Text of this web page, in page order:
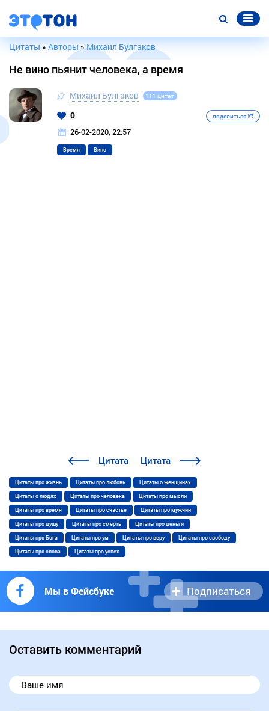
Цитаты » Авторы »Михаил Булгаков
Не вино пьянит человека, а время
Михаил Булгаков 111 цитат
0 поделиться
26-02-2020, 22:57
Время Вино
Цитата Цитата
Цитаты про жизнь Цитаты про любовь Цитаты о женщинах
Цитаты о людях Цитаты про человека Цитаты про мысли
Цитаты про время Цитаты про счастье Цитаты про мужчин
Цитаты про душу Цитаты про смерть Цитаты про деньги
Цитаты про Бога Цитаты про ум Цитаты про веру Цитаты про свободу
Цитаты про слова Цитаты про успех
Мы в Фейсбуке Подписаться
Оставить комментарий